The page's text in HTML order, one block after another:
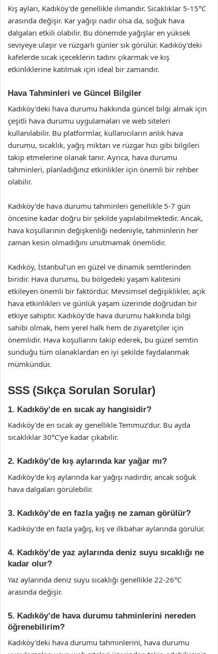
Kış ayları, Kadıköy’de genellikle ılımandır. Sıcaklıklar 5-15°C
arasında değişir. Kar yağışı nadir olsa da, soğuk hava
dalgaları etkili olabilir. Bu dönemde yağışlar en yüksek
seviyeye ulaşır ve rüzgarlı günler sık görülür. Kadıköy’deki
kafelerde sıcak içeceklerin tadını çıkarmak ve kış
etkinliklerine katılmak için ideal bir zamandır.
Hava Tahminleri ve Güncel Bilgiler
Kadıköy’deki hava durumu hakkında güncel bilgi almak için
çeşitli hava durumu uygulamaları ve web siteleri
kullanılabilir. Bu platformlar, kullanıcıların anlık hava
durumu, sıcaklık, yağış miktarı ve rüzgar hızı gibi bilgileri
takip etmelerine olanak tanır. Ayrıca, hava durumu
tahminleri, planladığınız etkinlikler için önemli bir rehber
olabilir.
Kadıköy’de hava durumu tahminleri genellikle 5-7 gün
öncesine kadar doğru bir şekilde yapılabilmektedir. Ancak,
hava koşullarının değişkenliği nedeniyle, tahminlerin her
zaman kesin olmadığını unutmamak önemlidir.
Kadıköy, İstanbul’un en güzel ve dinamik semtlerinden
biridir. Hava durumu, bu bölgedeki yaşam kalitesini
etkileyen önemli bir faktördür. Mevsimsel değişiklikler, açık
hava etkinlikleri ve günlük yaşam üzerinde doğrudan bir
etkiye sahiptir. Kadıköy’de hava durumu hakkında bilgi
sahibi olmak, hem yerel halk hem de ziyaretçiler için
önemlidir. Hava koşullarını takip ederek, bu güzel semtin
sunduğu tüm olanaklardan en iyi şekilde faydalanmak
mümkündür.
SSS (Sıkça Sorulan Sorular)
1. Kadıköy’de en sıcak ay hangisidir?
Kadıköy’de en sıcak ay genellikle Temmuz’dur. Bu ayda
sıcaklıklar 30°C’ye kadar çıkabilir.
2. Kadıköy’de kış aylarında kar yağar mı?
Kadıköy’de kış aylarında kar yağışı nadirdir, ancak soğuk
hava dalgaları görülebilir.
3. Kadıköy’de en fazla yağış ne zaman görülür?
Kadıköy’de en fazla yağış, kış ve ilkbahar aylarında görülür.
4. Kadıköy’de yaz aylarında deniz suyu sıcaklığı ne
kadar olur?
Yaz aylarında deniz suyu sıcaklığı genellikle 22-26°C
arasında değişir.
5. Kadıköy’de hava durumu tahminlerini nereden
öğrenebilirim?
Kadıköy’deki hava durumu tahminlerini, hava durumu